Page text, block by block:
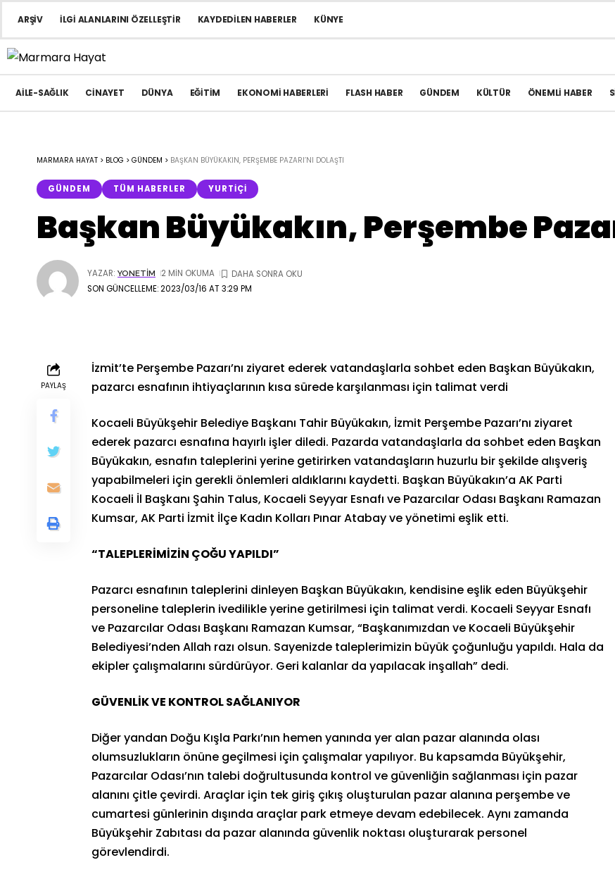
ARŞIV İLGI ALANLARINI ÖZELLEŞTIR KAYDEDILEN HABERLER KÜNYE
AILE-SAĞLIK CINAYET DÜNYA EĞITIM EKONOMI HABERLERI FLASH HABER GÜNDEM KÜLTÜR ÖNEMLI HABER
MARMARA HAYAT > BLOG > GÜNDEM > BAŞKAN BÜYÜKAKIN, PERŞEMBE PAZARI’NI DOLAŞTI
GÜNDEM TÜM HABERLER YURTIÇI
Başkan Büyükakın, Perşembe
SON GÜNCELLEME: 2023/03/16 AT 3:29 PM
YAZAR: YONETIM 2 MIN OKUMA
PAYLAŞ
İzmit’te Perşembe Pazarı’nı ziyaret ederek vatandaşlarla sohbet eden Başkan Büyükakın,
pazarcı esnafının ihtiyaçlarının kısa sürede karşılanması için talimat verdi
Kocaeli Büyükşehir Belediye Başkanı Tahir Büyükakın, İzmit Perşembe Pazarı’nı ziyaret
ederek pazarcı esnafına hayırlı işler diledi. Pazarda vatandaşlarla da sohbet eden Başkan
Büyükakın, esnafın taleplerini yerine getirirken vatandaşların huzurlu bir şekilde alışveriş
yapabilmeleri için gerekli önlemleri aldıklarını kaydetti. Başkan Büyükakın’a AK Parti
Kocaeli İl Başkanı Şahin Talus, Kocaeli Seyyar Esnafı ve Pazarcılar Odası Başkanı Ramazan
Kumsar, AK Parti İzmit İlçe Kadın Kolları Pınar Atabay ve yönetimi eşlik etti.
“TALEPLERİMİZİN ÇOĞU YAPILDI”
Pazarcı esnafının taleplerini dinleyen Başkan Büyükakın, kendisine eşlik eden Büyükşehir
personeline taleplerin ivedilikle yerine getirilmesi için talimat verdi. Kocaeli Seyyar Esnafı
ve Pazarcılar Odası Başkanı Ramazan Kumsar, “Başkanımızdan ve Kocaeli Büyükşehir
Belediyesi’nden Allah razı olsun. Sayenizde taleplerimizin büyük çoğunluğu yapıldı. Hala da
ekipler çalışmalarını sürdürüyor. Geri kalanlar da yapılacak inşallah” dedi.
GÜVENLİK VE KONTROL SAĞLANIYOR
Diğer yandan Doğu Kışla Parkı’nın hemen yanında yer alan pazar alanında olası
olumsuzlukların önüne geçilmesi için çalışmalar yapılıyor. Bu kapsamda Büyükşehir,
Pazarcılar Odası’nın talebi doğrultusunda kontrol ve güvenliğin sağlanması için pazar
alanını çitle çevirdi. Araçlar için tek giriş çıkış oluşturulan pazar alanına perşembe ve
cumartesi günlerinin dışında araçlar park etmeye devam edebilecek. Aynı zamanda
Büyükşehir Zabıtası da pazar alanında güvenlik noktası oluşturarak personel
görevlendirdi.